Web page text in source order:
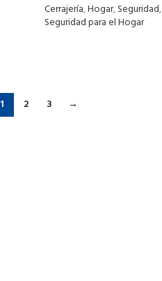
Cerrajería,Hogar,Seguridad,
Seguridad para el Hogar
1 2 3 →